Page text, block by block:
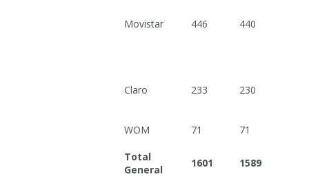
Movistar 446 440
Claro 233 230
WOM 71 71
Total
General
1601 1589